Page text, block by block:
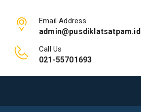
Email Address
admin@pusdiklatsatpam.id
Call Us
021-55701693